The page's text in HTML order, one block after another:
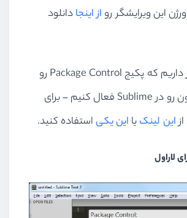
این ویرایشگر رواز اینجادانلود
همچنین ما نیاز داریم که پکیج Package Control رو
نصب کنیم و اون رو در Sublime فعال کنیم – برای
این لینکیا این یکیاستفاده کنید.
لاراول